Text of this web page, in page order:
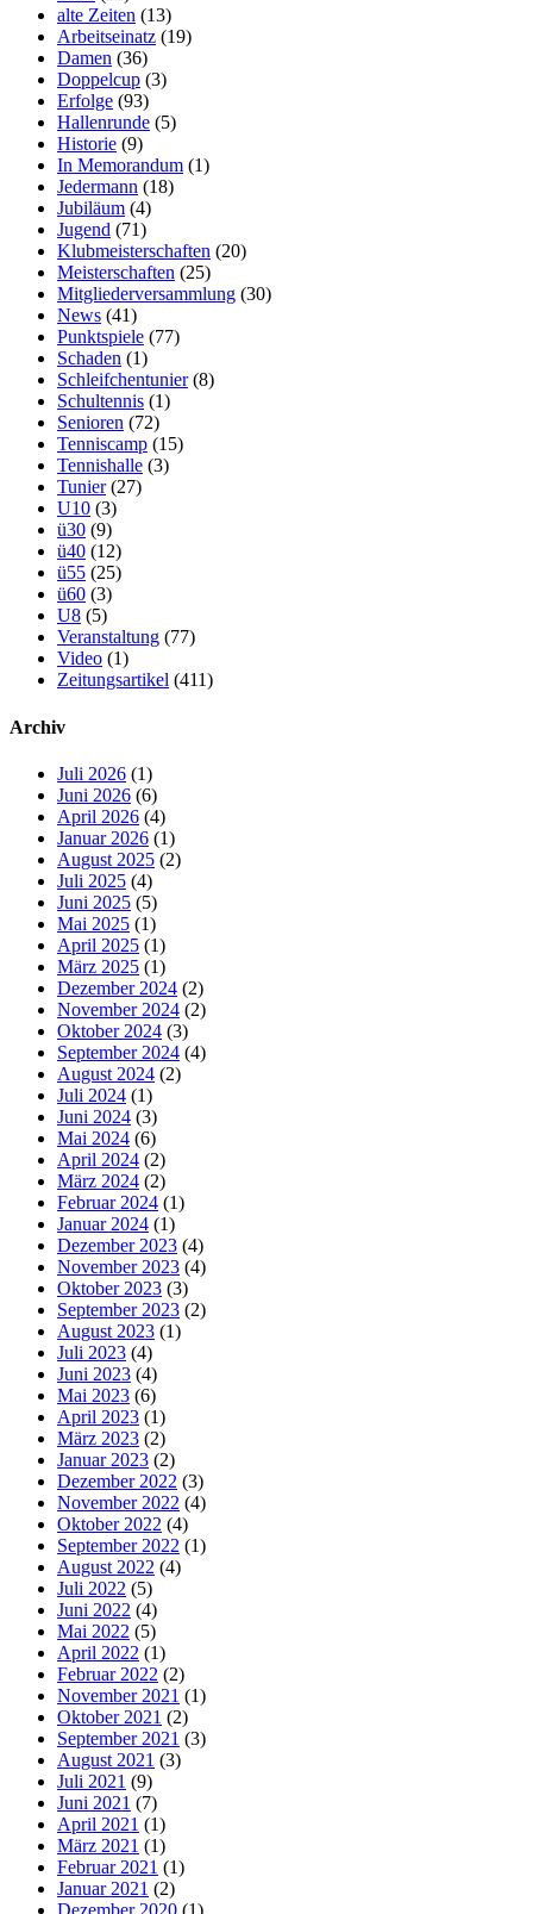
alte Zeiten (13)
Arbeitseinatz (19)
Damen (36)
Doppelcup (3)
Erfolge (93)
Hallenrunde (5)
Historie (9)
In Memorandum (1)
Jedermann (18)
Jubiläum (4)
Jugend (71)
Klubmeisterschaften (20)
Meisterschaften (25)
Mitgliederversammlung (30)
News (41)
Punktspiele (77)
Schaden (1)
Schleifchentunier(8)
Schultennis (1)
Senioren (72)
Tenniscamp (15)
Tennishalle (3)
Tunier(27)
U10 (3)
ü30 (9)
ü40 (12)
ü55 (25)
ü60 (3)
U8 (5)
Veranstaltung (77)
Video (1)
Zeitungsartikel (411)
Archiv
Juli 2026 (1)
Juni 2026 (6)
April 2026 (4)
Januar 2026 (1)
August 2025 (2)
Juli 2025 (4)
Juni 2025 (5)
Mai 2025 (1)
April 2025 (1)
März 2025 (1)
Dezember 2024 (2)
November 2024 (2)
Oktober 2024 (3)
September 2024 (4)
August 2024 (2)
Juli 2024 (1)
Juni 2024 (3)
Mai 2024 (6)
April 2024 (2)
März 2024 (2)
Februar 2024 (1)
Januar 2024 (1)
Dezember 2023 (4)
November 2023 (4)
Oktober 2023 (3)
September 2023 (2)
August 2023 (1)
Juli 2023 (4)
Juni 2023 (4)
Mai 2023 (6)
April 2023 (1)
März 2023 (2)
Januar 2023 (2)
Dezember 2022 (3)
November 2022 (4)
Oktober 2022 (4)
September 2022 (1)
August 2022 (4)
Juli 2022 (5)
Juni 2022 (4)
Mai 2022 (5)
April 2022 (1)
Februar 2022 (2)
November 2021 (1)
Oktober 2021 (2)
September 2021 (3)
August 2021 (3)
Juli 2021 (9)
Juni 2021 (7)
April 2021 (1)
März 2021 (1)
Februar 2021 (1)
Januar 2021 (2)
Dezember 2020 (1)